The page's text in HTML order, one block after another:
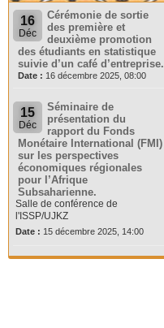
16
Déc
Cérémonie de sortie
des première et
deuxième promotion
des étudiants en statistique
suivie d’un café d’entreprise.
Date : 16 décembre 2025, 08:00
15
Déc
Séminaire de
présentation du
rapport du Fonds
Monétaire International (FMI)
sur les perspectives
économiques régionales
pour l’Afrique
Subsaharienne.
Salle de conférence de
l'ISSP/UJKZ
Date : 15 décembre 2025, 14:00